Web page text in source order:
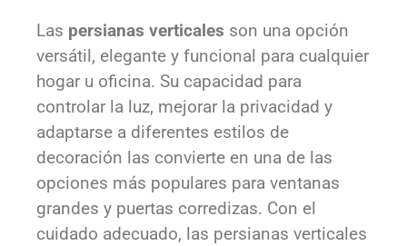
Las persianas verticales son una opción
versátil, elegante y funcional para cualquier
hogar u oficina. Su capacidad para
controlar la luz, mejorar la privacidad y
adaptarse a diferentes estilos de
decoración las convierte en una de las
opciones más populares para ventanas
grandes y puertas corredizas. Con el
cuidado adecuado, las persianas verticales